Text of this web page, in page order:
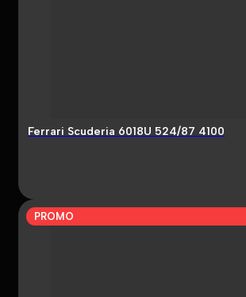
Ferrari Scuderia 6018U 524/87 4100
PROMO